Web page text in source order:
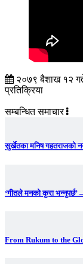
२०७९ बैशाख १२
प्रतिक्रिया
सम्बन्धित समाचार
सुर्खेतका मनिष गहतराजको
‘गीतले मनको कुरा
From Rukum to the